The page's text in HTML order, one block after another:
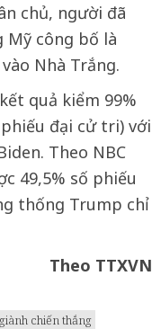
chủ, người đã
Mỹ công bố là
Nhà Trắng.
quả kiểm 99%
đại cử tri) với
Theo NBC
49,5% số phiếu
thống Trump chỉ
Theo TTXVN
giành chiến thắng